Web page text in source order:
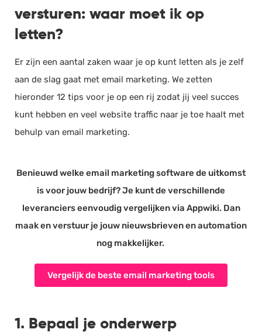
versturen: waar moet ik op
letten?
Er zijn een aantal zaken waar je op kunt letten als je zelf
aan de slag gaat met email marketing. We zetten
hieronder 12 tips voor je op een rij zodat jij veel succes
kunt hebben en veel website traffic naar je toe haalt met
behulp van email marketing.
Benieuwd welke email marketing software de uitkomst
is voor jouw bedrijf? Je kunt de verschillende
leveranciers eenvoudig vergelijken via Appwiki. Dan
maak en verstuur je jouw nieuwsbrieven en automation
nog makkelijker.
Vergelijk de beste email marketing tools
1. Bepaal je onderwerp